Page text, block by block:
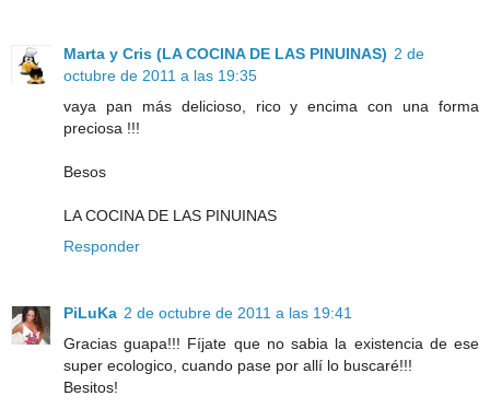
Marta y Cris (LA COCINA DE LAS PINUINAS) 2 de
octubre de 2011 a las 19:35
vaya pan más delicioso, rico y encima con una forma
preciosa !!!
Besos
LA COCINA DE LAS PINUINAS
Responder
PiLuKa 2 de octubre de 2011 a las 19:41
Gracias guapa!!! Fíjate que no sabia la existencia de ese
super ecologico, cuando pase por allí lo buscaré!!!
Besitos!